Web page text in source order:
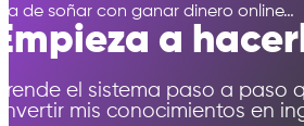
de soñar con ganar dinero online…
a
el sistema paso a paso
mis conocimientos en